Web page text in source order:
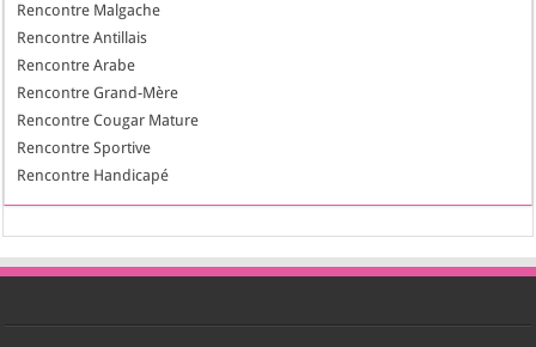
Rencontre Malgache
Rencontre Antillais
Rencontre Arabe
Rencontre Grand-Mère
Rencontre Cougar Mature
Rencontre Sportive
Rencontre Handicapé